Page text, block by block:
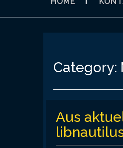
Category:
Aus